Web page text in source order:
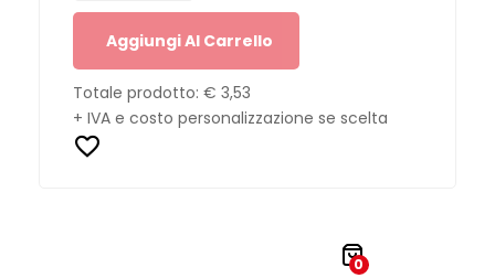
Aggiungi Al Carrello
Totale prodotto: € 3,53
+ IVA e costo personalizzazione se scelta
0